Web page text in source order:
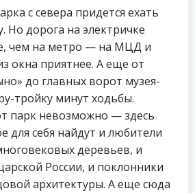
с севера придется ехать
Но дорога на электричке
чем на метро — на МЦД и
окна приятнее. А еще от
до главных ворот музея-
тройку минут ходьбы.
парк невозможно — здесь
для себя найдут и любители
деревьев, и
России, и поклонники
архитектуры. А еще сюда